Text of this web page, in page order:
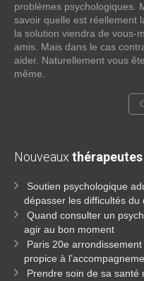
problèmes psychologiques.
savoir quelle est réellement
la solution viendra de vous-
amis. Mais dans le cas
aider. Naturellement vous
même.
Nouveaux thérapeutes
Soutien psychologique
dépasser les difficultés du
Quand consulter un
agir au bon moment
Paris 20e
propice à
Prendre soin de sa santé